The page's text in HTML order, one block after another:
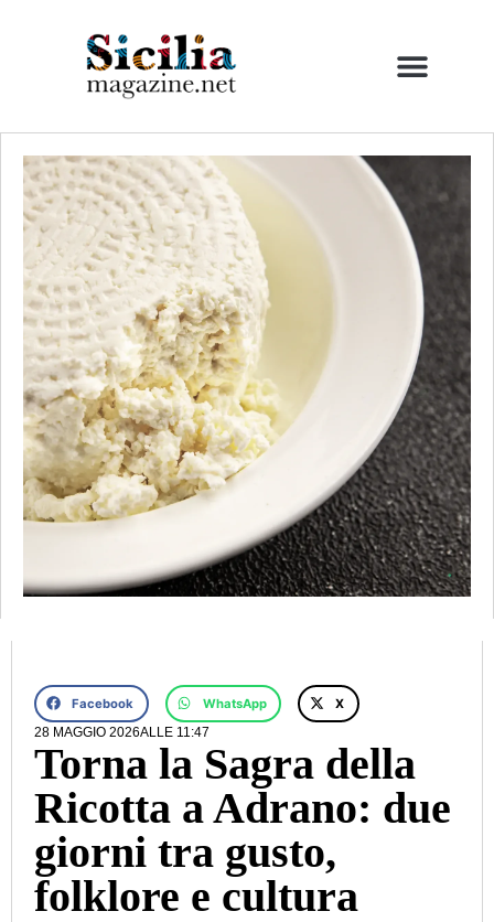
Facebook WhatsApp
X
28 MAGGIO 2026ALLE 11:47
Torna la Sagra della
Ricotta a Adrano: due
giorni tra gusto,
folklore e cultura